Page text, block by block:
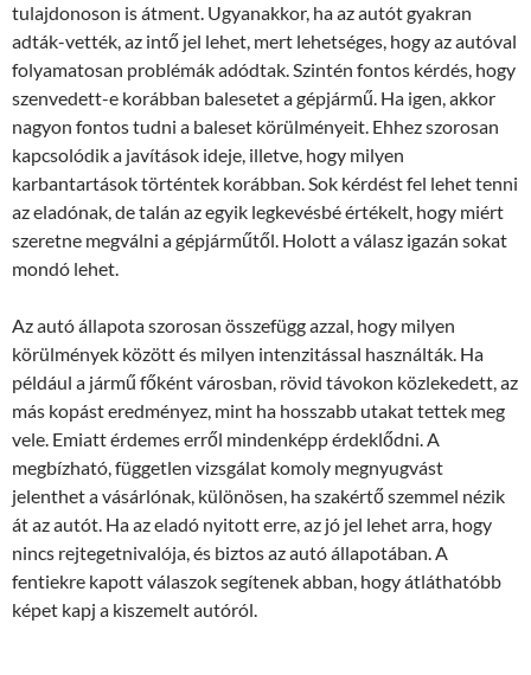
tulajdonoson is átment. Ugyanakkor, ha az autót gyakran
adták-vették, az intő jel lehet, mert lehetséges, hogy az autóval
folyamatosan problémák adódtak. Szintén fontos kérdés, hogy
szenvedett-e korábban balesetet a gépjármű. Ha igen, akkor
nagyon fontos tudni a baleset körülményeit. Ehhez szorosan
kapcsolódik a javítások ideje, illetve, hogy milyen
karbantartások történtek korábban. Sok kérdést fel lehet tenni
az eladónak, de talán az egyik legkevésbé értékelt, hogy miért
szeretne megválni a gépjárműtől. Holott a válasz igazán sokat
mondó lehet.
Az autó állapota szorosan összefügg azzal, hogy milyen
körülmények között és milyen intenzitással használták. Ha
például a jármű főként városban, rövid távokon közlekedett, az
más kopást eredményez, mint ha hosszabb utakat tettek meg
vele. Emiatt érdemes erről mindenképp érdeklődni. A
megbízható, független vizsgálat komoly megnyugvást
jelenthet a vásárlónak, különösen, ha szakértő szemmel nézik
át az autót. Ha az eladó nyitott erre, az jó jel lehet arra, hogy
nincs rejtegetnivalója, és biztos az autó állapotában. A
fentiekre kapott válaszok segítenek abban, hogy átláthatóbb
képet kapj a kiszemelt autóról.